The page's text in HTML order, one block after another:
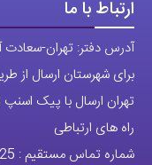
ارتباط با ما
آدرس دفتر: تهران-سعادت
برای شهرستان ارسال از
تهران ارسال با پیک
راه های ارتباطی
شماره تماس مستقیم :